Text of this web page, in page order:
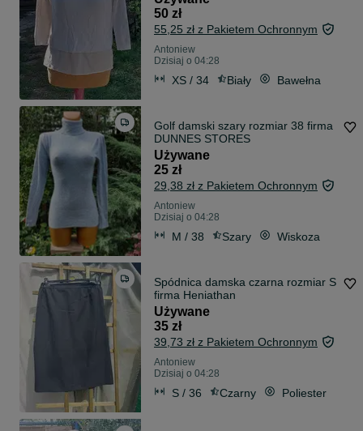
50 zł
55,25 zł z Pakietem Ochronnym
Antoniew
Dzisiaj o 04:28
XS / 34 Biały Bawełna
Golf damski szary rozmiar 38 firma
DUNNES STORES
Używane
25 zł
29,38 zł z Pakietem Ochronnym
Antoniew
Dzisiaj o 04:28
M / 38 Szary Wiskoza
Spódnica damska czarna rozmiar S
firma Heniathan
Używane
35 zł
39,73 zł z Pakietem Ochronnym
Antoniew
Dzisiaj o 04:28
S / 36 Czarny Poliester